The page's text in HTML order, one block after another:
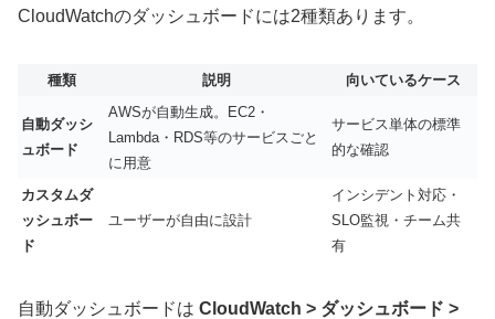
CloudWatchのダッシュボードには2種類あります。
種類 説明 向いているケース
自動ダッシ
ュボード
AWSが自動生成。EC2・
Lambda・RDS等のサービスごと
に用意
サービス単体の標準
的な確認
カスタムダ
ッシュボー
ド
ユーザーが自由に設計
インシデント対応・
SLO監視・チーム共
有
自動ダッシュボードは CloudWatch > ダッシュボード >